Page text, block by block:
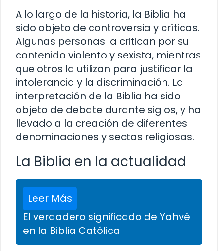
A lo largo de la historia, la Biblia ha
sido objeto de controversia y críticas.
Algunas personas la critican por su
contenido violento y sexista, mientras
que otros la utilizan para justificar la
intolerancia y la discriminación. La
interpretación de la Biblia ha sido
objeto de debate durante siglos, y ha
llevado a la creación de diferentes
denominaciones y sectas religiosas.
La Biblia en la actualidad
Leer Más
El verdadero significado de Yahvé
en la Biblia Católica